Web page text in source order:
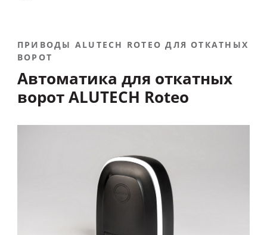
ПРИВОДЫ ALUTECH ROTEO ДЛЯ ОТКАТНЫХ
ВОРОТ
Автоматика для откатных
ворот ALUTECH Roteo